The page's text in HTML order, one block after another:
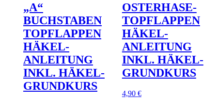
„A“
BUCHSTABEN
TOPFLAPPEN
HÄKEL-
ANLEITUNG
INKL. HÄKEL-
GRUNDKURS
OSTERHASE-
TOPFLAPPEN
HÄKEL-
ANLEITUNG
INKL. HÄKEL-
GRUNDKURS
4,90 €